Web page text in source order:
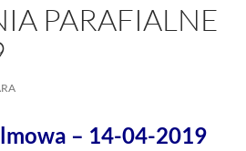
PARAFIALNE
– 14-04-2019